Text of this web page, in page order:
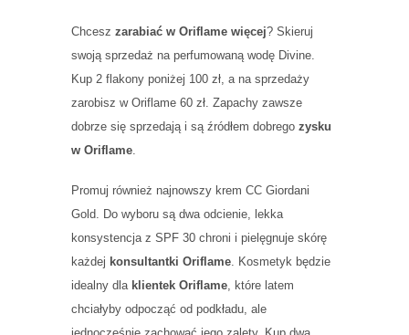
Chcesz zarabiać w Oriflame więcej? Skieruj
swoją sprzedaż na perfumowaną wodę Divine.
Kup 2 flakony poniżej 100 zł, a na sprzedaży
zarobisz w Oriflame 60 zł. Zapachy zawsze
dobrze się sprzedają i są źródłem dobrego zysku
w Oriflame.
Promuj również najnowszy krem CC Giordani
Gold. Do wyboru są dwa odcienie, lekka
konsystencja z SPF 30 chroni i pielęgnuje skórę
każdej konsultantki Oriflame. Kosmetyk będzie
idealny dla klientek Oriflame, które latem
chciałyby odpocząć od podkładu, ale